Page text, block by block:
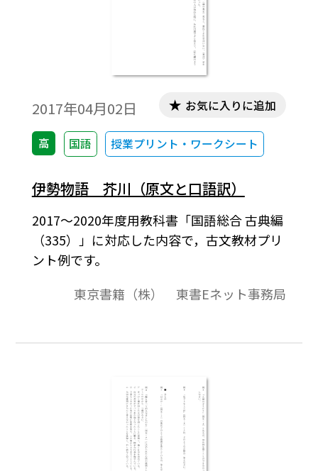
2017年04月02日
高 国語 授業プリント・ワークシート
お気に入りに追加
伊勢物語 芥川（原文と口語訳）
2017～2020年度用教科書「国語総合 古典編
（335）」に対応した内容で，古文教材プリ
ント例です。
東京書籍（株） 東書Eネット事務局